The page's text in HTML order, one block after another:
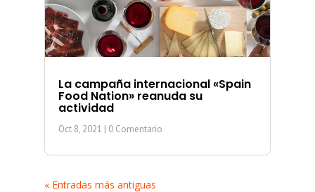
La campaña internacional «Spain
Food Nation» reanuda su
actividad
Oct 8, 2021 | 0 Comentario
« Entradas más antiguas